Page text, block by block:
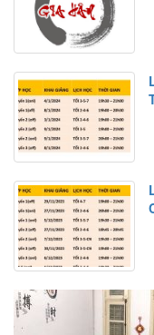
Ngữ pháp 2
Bài khóa
Bài tập nghe hiểu
Bài 12
Từ mới
Chữ Hán
Ngữ pháp 1
Ngữ pháp 2
Bài khóa
Bài tập nghe hiểu